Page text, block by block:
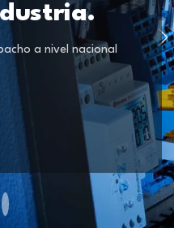
a nivel nacional